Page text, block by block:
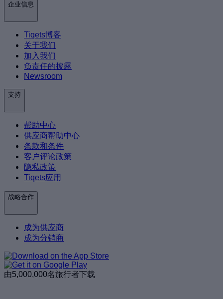
企业信息
Tiqets博客
关于我们
加入我们
负责任的披露
Newsroom
支持
帮助中心
供应商帮助中心
条款和条件
客户评论政策
隐私政策
Tiqets应用
战略合作
成为供应商
成为分销商
由5,000,000名旅行者下载